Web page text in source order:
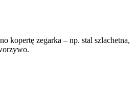
kopertę zegarka – np. stal szlachetna,